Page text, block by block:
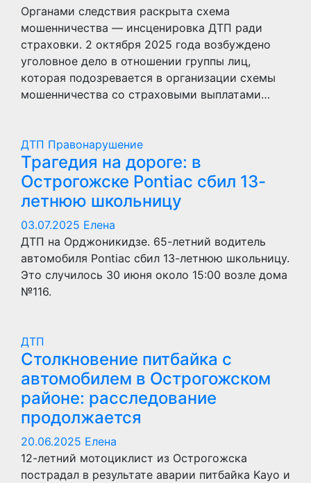
Органами следствия раскрыта схема
мошенничества — инсценировка ДТП ради
страховки. 2 октября 2025 года возбуждено
уголовное дело в отношении группы лиц,
которая подозревается в организации схемы
мошенничества со страховыми выплатами…
ДТП Правонарушение
Трагедия на дороге: в
Острогожске Pontiac сбил 13-
летнюю школьницу
03.07.2025 Елена
ДТП на Орджоникидзе. 65-летний водитель
автомобиля Pontiac сбил 13-летнюю школьницу.
Это случилось 30 июня около 15:00 возле дома
№116.
ДТП
Столкновение питбайка с
автомобилем в Острогожском
районе: расследование
продолжается
20.06.2025 Елена
12-летний мотоциклист из Острогожска
пострадал в результате аварии питбайка Kayo и